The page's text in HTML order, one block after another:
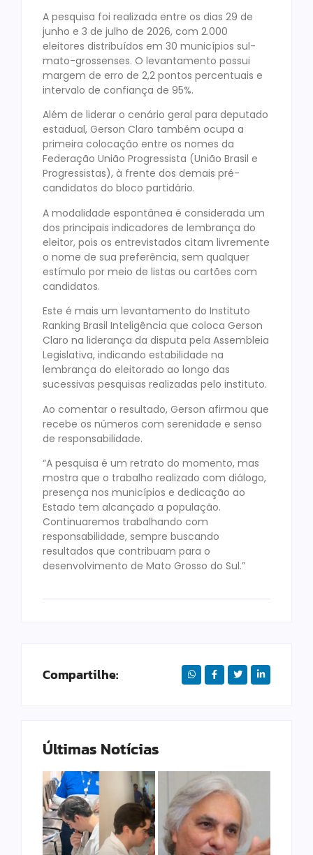
A pesquisa foi realizada entre os dias 29 de
junho e 3 de julho de 2026, com 2.000
eleitores distribuídos em 30 municípios sul-
mato-grossenses. O levantamento possui
margem de erro de 2,2 pontos percentuais e
intervalo de confiança de 95%.
Além de liderar o cenário geral para deputado
estadual, Gerson Claro também ocupa a
primeira colocação entre os nomes da
Federação União Progressista (União Brasil e
Progressistas), à frente dos demais pré-
candidatos do bloco partidário.
A modalidade espontânea é considerada um
dos principais indicadores de lembrança do
eleitor, pois os entrevistados citam livremente
o nome de sua preferência, sem qualquer
estímulo por meio de listas ou cartões com
candidatos.
Este é mais um levantamento do Instituto
Ranking Brasil Inteligência que coloca Gerson
Claro na liderança da disputa pela Assembleia
Legislativa, indicando estabilidade na
lembrança do eleitorado ao longo das
sucessivas pesquisas realizadas pelo instituto.
Ao comentar o resultado, Gerson afirmou que
recebe os números com serenidade e senso
de responsabilidade.
“A pesquisa é um retrato do momento, mas
mostra que o trabalho realizado com diálogo,
presença nos municípios e dedicação ao
Estado tem alcançado a população.
Continuaremos trabalhando com
responsabilidade, sempre buscando
resultados que contribuam para o
desenvolvimento de Mato Grosso do Sul.”
Compartilhe:
Últimas Notícias